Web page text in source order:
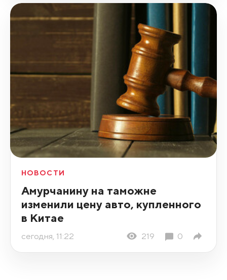
НОВОСТИ
Амурчанину на таможне
изменили цену авто, купленного
в Китае
сегодня, 11:22 219 0